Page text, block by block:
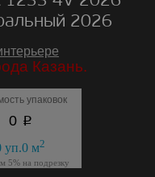
2026
Казань.
упаковок
0 p
уп.0 м2
5% на подрезку